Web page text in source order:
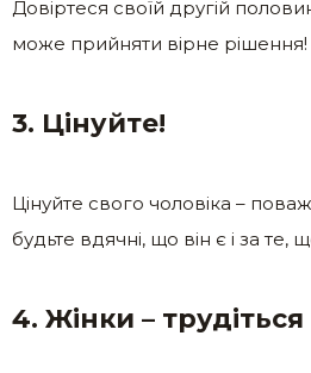
Довіртеся своїй другій
може прийняти вірне рішення!
3. Цінуйте!
Цінуйте свого чоловіка –
будьте вдячні, що він є і за те,
4. Жінки –